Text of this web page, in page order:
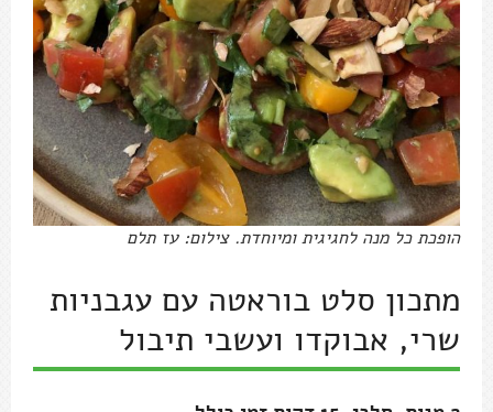
הופכת כל מנה לחגיגית ומיוחדת. צילום: עז תלם
מתכון סלט בוראטה עם עגבניות
שרי, אבוקדו ועשבי תיבול